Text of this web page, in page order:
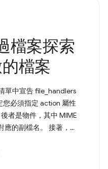
檔案探索
檔案
單中宣告 file_handlers
您必須指定 action 屬性
者是物件，其中 MIME
的副檔名。 接著，您
過 launchQueue 命令
Support Source 如果系
還是可以從檔案總管將